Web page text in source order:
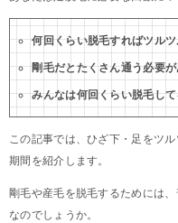
何回くらい脱毛すればツル
剛毛だとたくさん通う必要
みんなは何回くらい脱毛し
この記事では、ひざ下・足をツ
期間を紹介します。
剛毛や産毛を脱毛するためには
なのでしょうか。